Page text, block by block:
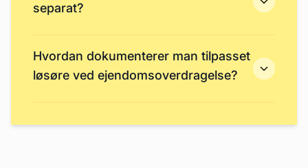
separat?
Hvordan dokumenterer man tilpasset
løsøre ved ejendomsoverdragelse?